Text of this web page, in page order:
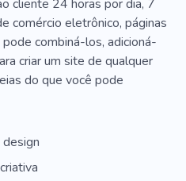
Patrocinador
cliente 24 horas por dia, 7
comércio eletrônico, páginas
combiná-los, adicioná-
criar um site de qualquer
do que você pode